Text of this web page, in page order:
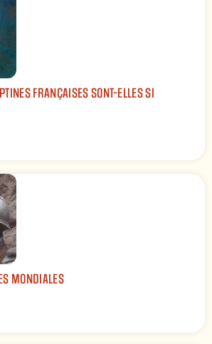
FRANÇAISES SONT-ELLES SI
MONDIALES